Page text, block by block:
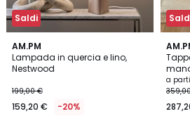
Saldi
AM.PM
Lampada in quercia e lino,
Nestwood
199,00 €
159,20 € -20%
4,5
/ 5
a
4,5
/ 5